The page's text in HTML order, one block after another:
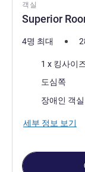
객실
Superior
4명 최대
1 x 킹사이
도심쪽
장애인 객실
세부 정보 보기